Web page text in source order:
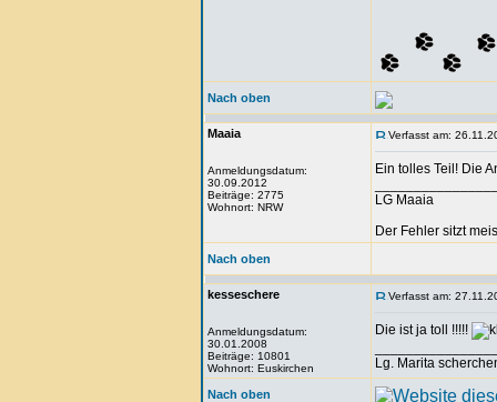
Nach oben
Maaia
Anmeldungsdatum:
30.09.2012
Beiträge: 2775
Wohnort: NRW
Verfasst am:
Ein tolles Teil! Die
LG Maaia
Der Fehler sitzt
Nach oben
kesseschere
Anmeldungsdatum:
30.01.2008
Beiträge: 10801
Wohnort: Euskirchen
Verfasst am:
Die ist ja toll !!!!!
Lg. Marita
Nach oben